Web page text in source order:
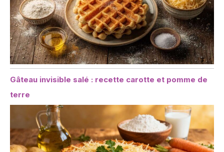
Gâteau invisible salé : recette carotte et pomme de
terre